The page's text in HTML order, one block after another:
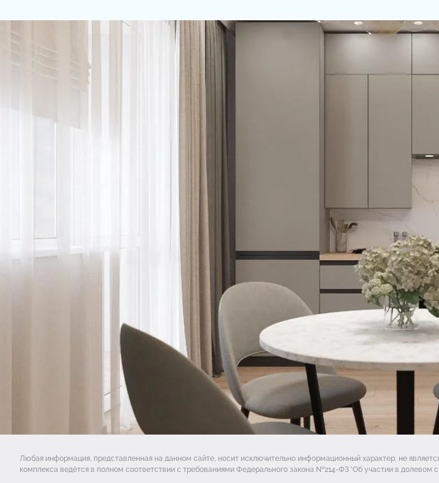
Любая информация, представленная на данном сайте, носит исключительно информационный характер, не
комплекса ведётся в полном соответствии с требованиями Федерального закона №214-ФЗ 'Об участии в долевом